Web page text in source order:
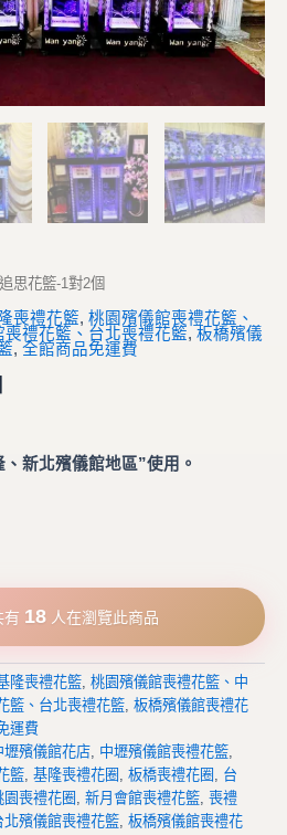
思花籃-1對2個
喪禮花籃, 桃園殯儀館喪禮花籃、
喪禮花籃、台北喪禮花籃, 板橋殯儀
, 全館商品免運費
新北殯儀館地區”使用。
有 18 人在瀏覽此商品
隆喪禮花籃, 桃園殯儀館喪禮花籃、中
籃、台北喪禮花籃, 板橋殯儀館喪禮花
運費
壢殯儀館花店, 中壢殯儀館喪禮花籃,
籃, 基隆喪禮花圈 , 板橋喪禮花圈 , 台
園喪禮花圈 , 新月會館喪禮花籃, 喪禮
北殯儀館喪禮花籃, 板橋殯儀館喪禮花